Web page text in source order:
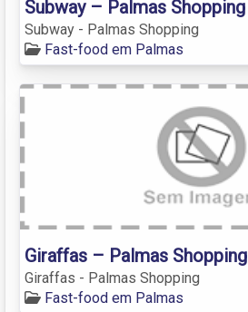
Subway – Palmas Shopping
Subway - Palmas Shopping
Fast-food em Palmas
Giraffas – Palmas Shopping
Giraffas - Palmas Shopping
Fast-food em Palmas